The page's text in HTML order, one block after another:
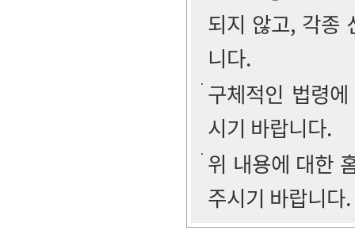
되지 않고, 각종
니다.
구체적인 법령
시기 바랍니다.
위 내용에 대한
주시기 바랍니다.